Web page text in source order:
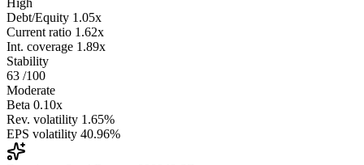
High
Debt/Equity 1.05x
Current ratio 1.62x
Int. coverage 1.89x
Stability
63 /100
Moderate
Beta 0.10x
Rev. volatility 1.65%
EPS volatility 40.96%